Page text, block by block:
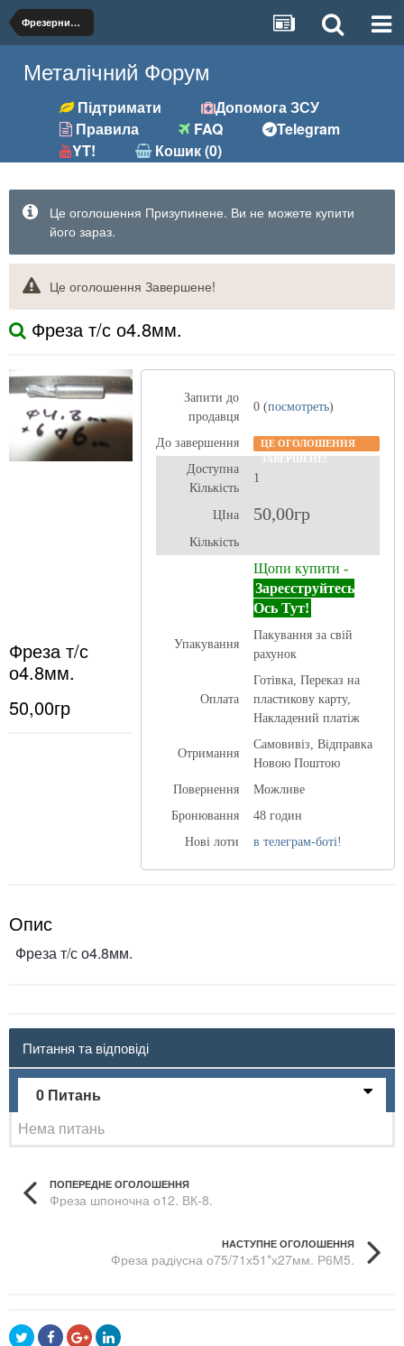
Фрезерний (фрези, розгортки та ін.)
Металічний Форум
Підтримати
Допомога ЗСУ
Правила
FAQ
Telegram
YT!
Кошик (0)
Це оголошення Призупинене. Ви не можете купити
його зараз.
Це оголошення Завершене!
Фреза т/с о4.8мм.
Фреза т/с
о4.8мм.
50,00гр
Запити до
продавця
0 (посмотреть)
До завершення
ЦЕ ОГОЛОШЕННЯ
ЗАВЕРШЕНЕ!
Доступна
Кількість
1
ЦІна 50,00гр
Кількість
Щопи купити -
Зареєструйтесь
Ось Тут!
Упакування
Пакування за свій
рахунок
Оплата
Готівка, Переказ на
пластикову карту,
Накладений платіж
Отримання
Самовивіз, Відправка
Новою Поштою
Повернення
Можливе
Бронювання
48 годин
Нові лоти
в телеграм-боті!
Опис
Фреза т/с о4.8мм.
Питання та відповіді
0 Питань
Нема питань
ПОПЕРЕДНЕ ОГОЛОШЕННЯ
Фреза шпоночна о12. ВК-8.
НАСТУПНЕ ОГОЛОШЕННЯ
Фреза радіусна о75/71х51*х27мм. Р6М5.